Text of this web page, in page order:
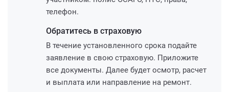
телефон.
Обратитесь в страховую
В течение установленного срока подайте
заявление в свою страховую. Приложите
все документы. Далее будет осмотр, расчет
и выплата или направление на ремонт.